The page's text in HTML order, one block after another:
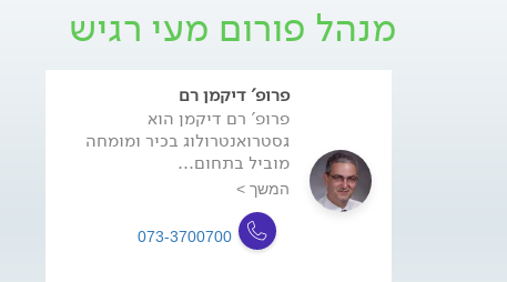
מנהל פורום מעי רגיש
פרופ' דיקמן רם
פרופ' רם דיקמן הוא
גסטרואנטרולוג בכיר ומומחה
מוביל בתחום...
המשך >
073-3700700